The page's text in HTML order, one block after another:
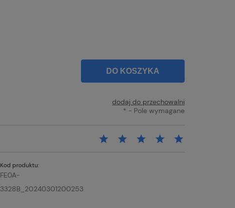
DO KOSZYKA
dodaj do przechowalni
* - Pole wymagane
Kod produktu:
FE0A-
3328B_20240301200253